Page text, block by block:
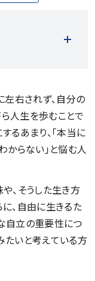
左右されず、自分の
人生を歩むことで
るあまり、「本当に
からない」と悩む人
、そうした生き方
、自由に生きるた
自立の重要性につ
たいと考えている方